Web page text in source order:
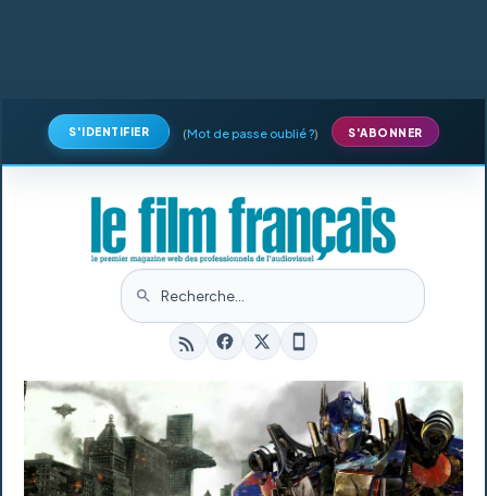
S'IDENTIFIER (Mot de passe oublié ?) S'ABONNER